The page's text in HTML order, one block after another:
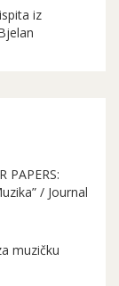
iz
PAPERS:
/ Journal
muzičku